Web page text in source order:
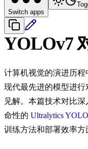
Switch apps
YOLOv7
计算机视觉的演进历
现代最先进的模型进
见解。本篇技术对比
命性的 Ultralytics
训练方法和部署效率方